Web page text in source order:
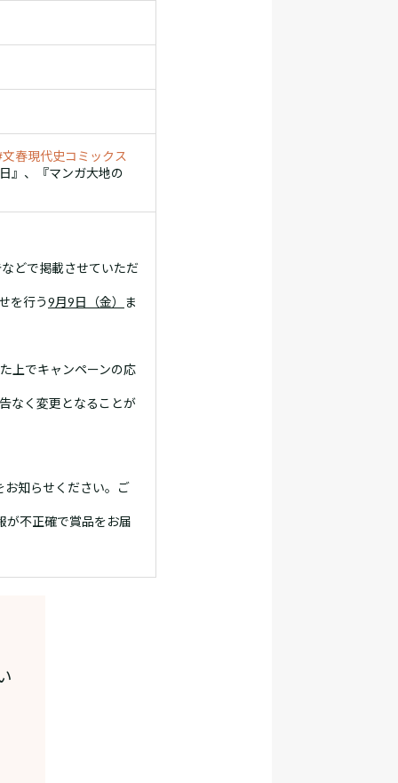
文春現代史コミックス
』、『マンガ大地の
どで掲載させていただ
を行う9月9日（金） ま
上でキャンペーンの応
なく変更となることが
お知らせください。ご
が不正確で賞品をお届